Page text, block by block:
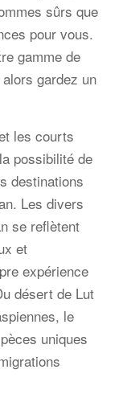
sûrs que
pour vous.
gamme de
gardez un
les courts
possibilité de
destinations
Les divers
se reflètent
et
expérience
désert de Lut
le
uniques